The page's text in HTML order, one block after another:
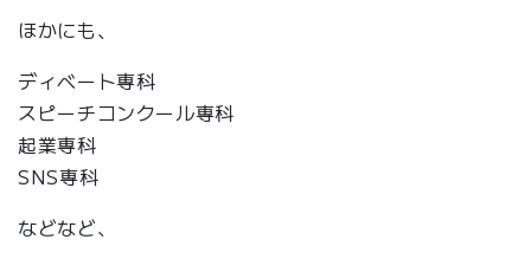
ほかにも、
ディベート専科
スピーチコンクール専科
起業専科
SNS専科
などなど、